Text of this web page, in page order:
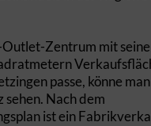
Zentrum mit
passe, könne
Nach dem
ist ein